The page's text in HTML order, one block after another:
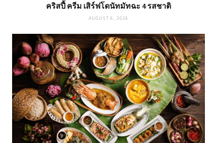
คริสปี้ ครีม เสิร์ฟโดนัทมัทฉะ 4 รสชาติ
AUGUST 6, 2026